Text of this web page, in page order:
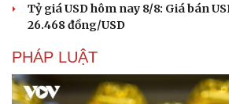
Tỷ giá USD hôm nay 8/8: Giá bán
26.468 đồng/USD
PHÁP LUẬT